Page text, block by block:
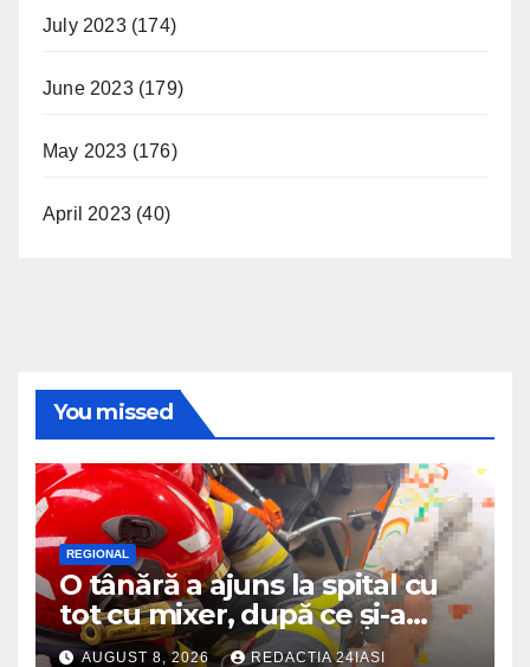
July 2023(174)
June 2023(179)
May 2023 (176)
April 2023 (40)
You missed
REGIONAL
O tânără a ajuns la spital cu
tot cu mixer, după ce și-a
prins degetul în aparat
AUGUST 8, 2026 REDACTIA 24IASI